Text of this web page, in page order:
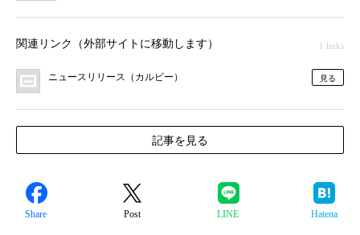
関連リンク（外部サイトに移動します） 1 links
ニュースリリース（カルビー） 見る
記事を見る
Share Post LINE Hatena